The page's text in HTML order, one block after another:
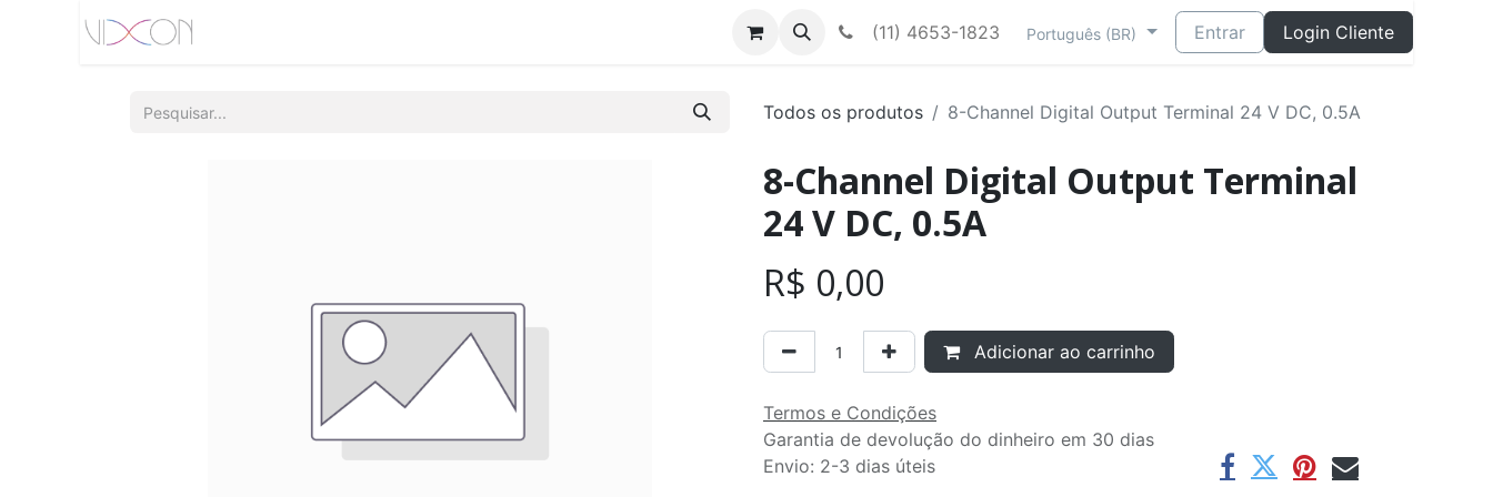
(11) 4653-1823 Português (BR) Entrar Login Cliente
Todos os produtos 8-Channel Digital Output Terminal 24 V DC, 0.5A
8-Channel Digital Output Terminal
24 V DC, 0.5A
R$ 0,00
Adicionar ao carrinho
Termos e Condições
Garantia de devolução do dinheiro em 30 dias
Envio: 2-3 dias úteis